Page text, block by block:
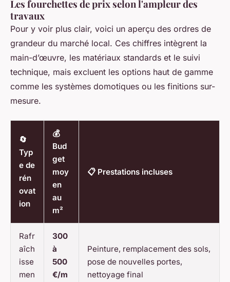
Les fourchettes de prix selon l'ampleur des
travaux
Pour y voir plus clair, voici un aperçu des ordres de
grandeur du marché local. Ces chiffres intègrent la
main-d’œuvre, les matériaux standards et le suivi
technique, mais excluent les options haut de gamme
comme les systèmes domotiques ou les finitions sur-
mesure.
🔄
Typ
e de
rén
ovat
ion
💰
Bud
get
moy
en
au
m²
📋 Prestations incluses
Rafr
aîch
isse
men
300
à
500
€/m
Peinture, remplacement des sols,
pose de nouvelles portes,
nettoyage final